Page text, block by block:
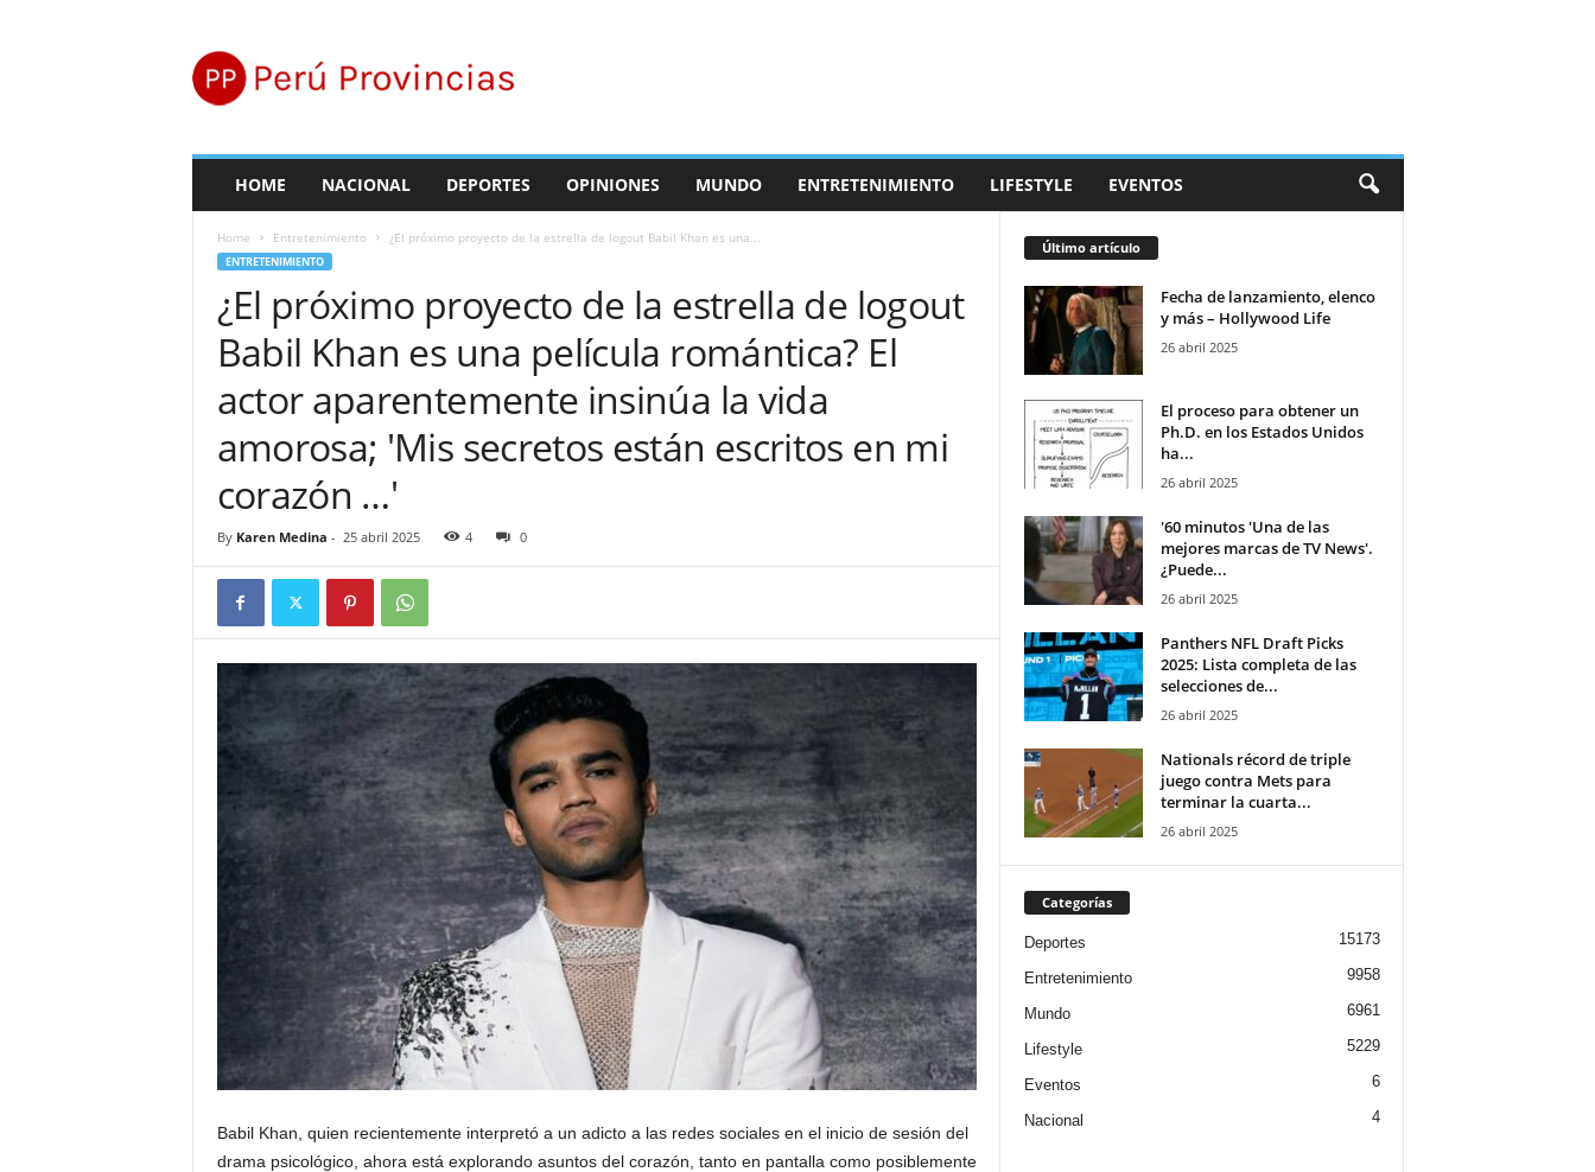
r
ú
HOME NACIONAL DEPORTES OPINIONES MUNDO ENTRETENIMIENTO LIFESTYLE EVENTOS
Home Entretenimiento ¿El próximo proyecto de la estrella de logout Babil Khan es una...
ENTRETENIMIENTO
¿El próximo proyecto de la estrella de logout
Babil Khan es una película romántica? El
actor aparentemente insinúa la vida
amorosa; 'Mis secretos están escritos en mi
corazón …'
By Karen Medina - 25 abril 2025 4 0
Babil Khan, quien recientemente interpretó a un adicto a las redes sociales en el inicio de sesión del
drama psicológico, ahora está explorando asuntos del corazón, tanto en pantalla como posiblemente
Último artículo
Fecha de lanzamiento, elenco
y más – Hollywood Life
26 abril 2025
El proceso para obtener un
Ph.D. en los Estados Unidos
ha...
26 abril 2025
'60 minutos 'Una de las
mejores marcas de TV News'.
¿Puede...
26 abril 2025
Panthers NFL Draft Picks
2025: Lista completa de las
selecciones de...
26 abril 2025
Nationals récord de triple
juego contra Mets para
terminar la cuarta...
26 abril 2025
Categorías
Deportes 15173
Entretenimiento 9958
Mundo 6961
Lifestyle 5229
Eventos 6
Nacional 4